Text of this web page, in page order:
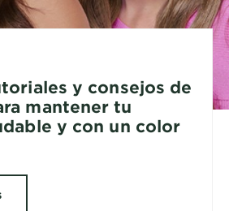
y consejos de
mantener tu
y con un color